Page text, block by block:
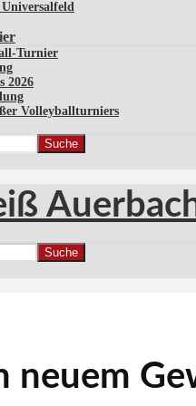
Turnier
2026
Volleyballturniers
Suche
Suche
neuem